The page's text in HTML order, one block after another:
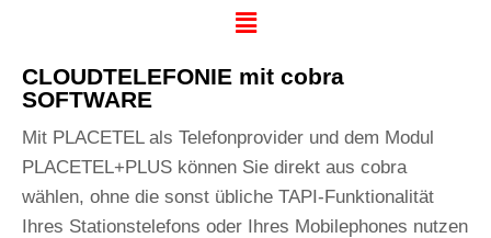
Mobile CRM
CXM WEBCONNECT
Dublettenmodul
CLOUDTELEFONIE mit cobra
SOFTWARE
Mit PLACETEL als Telefonprovider und dem Modul
PLACETEL+PLUS können Sie direkt aus cobra
wählen, ohne die sonst übliche TAPI-Funktionalität
Ihres Stationstelefons oder Ihres Mobilephones nutzen